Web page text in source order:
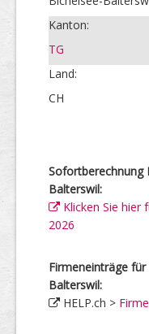
Kanton:
TG
Land:
CH
Sofortberechnung
Balterswil:
Klicken Sie hier
2026
Firmeneinträge
Balterswil:
HELP.ch >